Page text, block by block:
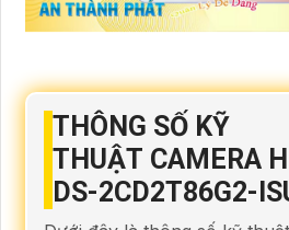
THÔNG SỐ KỸ
THUẬT CAMERA
DS-2CD2T86G2-